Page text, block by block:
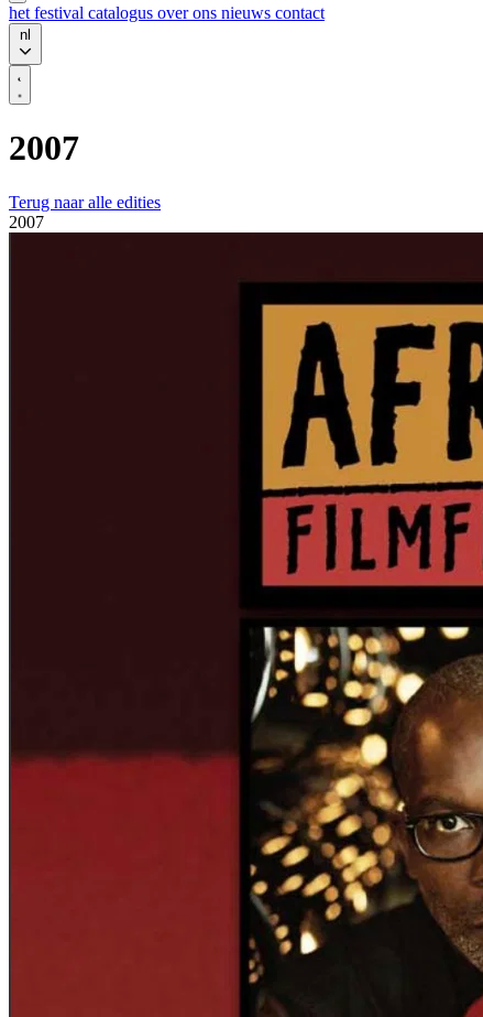
het festival catalogus over ons nieuws contact
nl
2007
Terug naar alle edities
2007